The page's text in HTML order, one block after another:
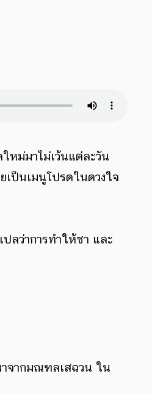
หม่มาไม่เว้นแต่ละวัน
ป็นเมนูโปรดในดวงใจ
ลว่าการทำให้ชา และ
จากมณฑลเสฉวน ใน